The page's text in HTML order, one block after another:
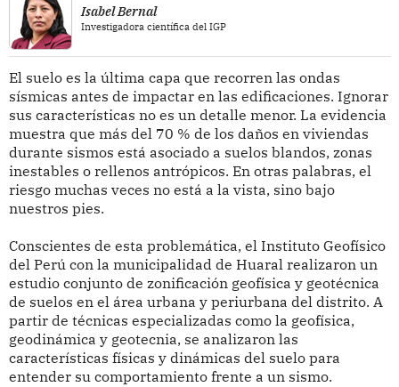
Isabel Bernal
Investigadora científica del IGP
El suelo es la última capa que recorren las ondas
sísmicas antes de impactar en las edificaciones. Ignorar
sus características no es un detalle menor. La evidencia
muestra que más del 70 % de los daños en viviendas
durante sismos está asociado a suelos blandos, zonas
inestables o rellenos antrópicos. En otras palabras, el
riesgo muchas veces no está a la vista, sino bajo
nuestros pies.
Conscientes de esta problemática, el Instituto Geofísico
del Perú con la municipalidad de Huaral realizaron un
estudio conjunto de zonificación geofísica y geotécnica
de suelos en el área urbana y periurbana del distrito. A
partir de técnicas especializadas como la geofísica,
geodinámica y geotecnia, se analizaron las
características físicas y dinámicas del suelo para
entender su comportamiento frente a un sismo.